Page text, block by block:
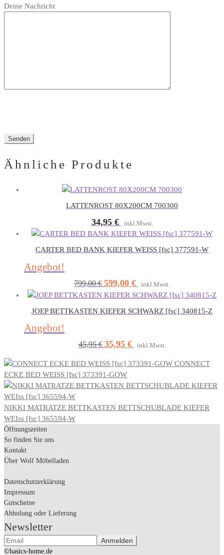
leer.
lasse
Deine Nachricht
Ähnliche Produkte
LATTENROST 80X200CM 700300
34,95 € inkl.Mwst.
CARTER BED BANK KIEFER WEISS [fsc] 377591-W
Angebot!
799,00€ Ursprünglicher
Preis
799,00 €
599,00 €Aktueller
Preis
599,00 €.
inkl.Mwst.
JOEP BETTKASTEN KIEFER SCHWARZ [fsc] 340815-Z
Angebot!
45,95€ Ursprünglicher
war:
45,95 €
35,95 €Aktueller
ist:
inkl.Mwst.
CONNECT
ECKE BED WEISS [fsc] 373391-GOW
NIKKI MATRATZE BETTKASTEN BETTSCHUBLADE KIEFER
WEIss [fsc] 365594-W
Öffnungszeiten
So finden Sie uns
Kontakt
Über Wolf Möbelladen
Datenschutzerklärung
Impressum
Gutscheine
Abholung oder Lieferung
Newsletter
©basics-home.de